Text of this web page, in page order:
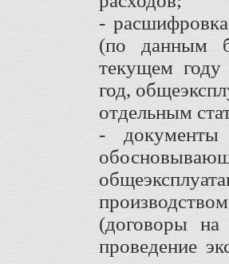
-
(по данным
текущем
год,
отдельным
-
(договоры
проведение